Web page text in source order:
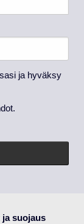
ja hyväksy
suojaus